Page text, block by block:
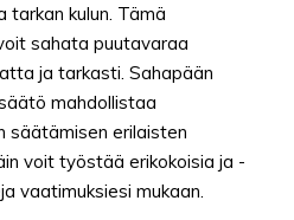
tarkan kulun. Tämä
sahata puutavaraa
ja tarkasti. Sahapään
mahdollistaa
säätämisen erilaisten
voit työstää erikokoisia ja -
vaatimuksiesi mukaan.